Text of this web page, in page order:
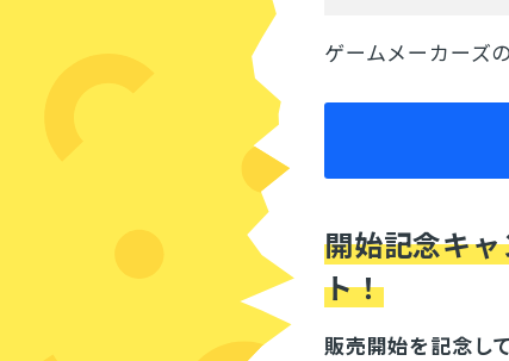
ゲームメーカーズ
開始記念キ
ト！
販売開始を記念し